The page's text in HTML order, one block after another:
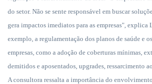
do setor. Não se sente responsável em buscar
gera impactos imediatos para as empresas", explica
exemplo, a regulamentação dos planos de saúde e
empresas, como a adoção de coberturas mínimas,
demitidos e aposentados, upgrades, ressarcimento
A consultora ressalta a importância do